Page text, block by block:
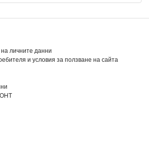
личните данни
и условия за ползване на сайта